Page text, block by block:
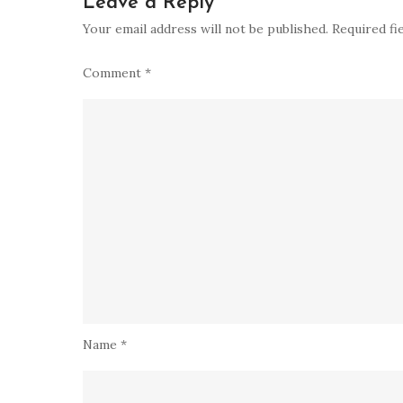
Your email address will not be published. Required
Comment *
Name *